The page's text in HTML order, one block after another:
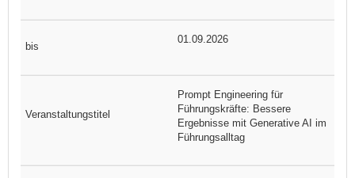
01.09.2026
Prompt Engineering für
Führungskräfte: Bessere
Ergebnisse mit Generative AI im
Führungsalltag